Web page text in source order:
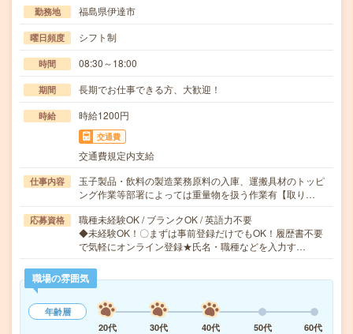
勤務地 福島県伊達市
曜日頻度 シフト制
時間 08:30～18:00
期間 長期でお仕事できる方、大歓迎！
時給 時給1200円
交通費
交通費規定内支給
仕事内容
玉子製品・飲料の製造業務原料の入庫、運搬具材のトッピ
ング作業等部署によっては重量物を扱う作業有【取り…
応募資格
職種未経験OK / ブランクOK / 英語力不要
◆未経験OK！〇まずは事前登録だけでもOK！履歴書不要
で気軽にオンライン登録★氏名・職種などを入力す…
職場の雰囲気
年齢層
20代
30代 40代 50代 60代